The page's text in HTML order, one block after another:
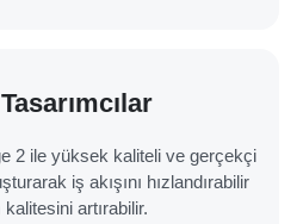
2 ile yüksek kaliteli ve gerçekçi
iş akışını hızlandırabilir
artırabilir.